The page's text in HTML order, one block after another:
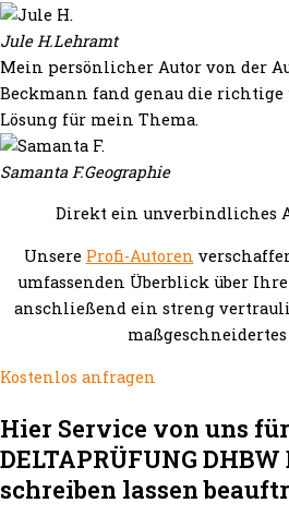
Jule H.Lehramt
Mein persönlicher Autor von der
Beckmann fand genau die
Lösung für mein Thema.
Samanta F.Geographie
Direkt ein unverbindliches
Unsere Profi-Autoren
umfassenden Überblick über
anschließend ein streng
Kostenlos anfragen
Hier Service von uns für
DELTAPRÜFUNG
schreiben lassen